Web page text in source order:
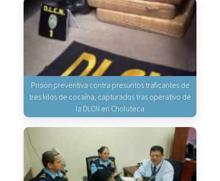
Prisión preventiva contra presuntos traficantes de
tres kilos de cocaína, capturados tras operativo de
la DLCN en Choluteca